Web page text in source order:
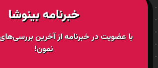
خبرنامه بینوشا
با عضویت در خبرنامه از آخرین
نمون!